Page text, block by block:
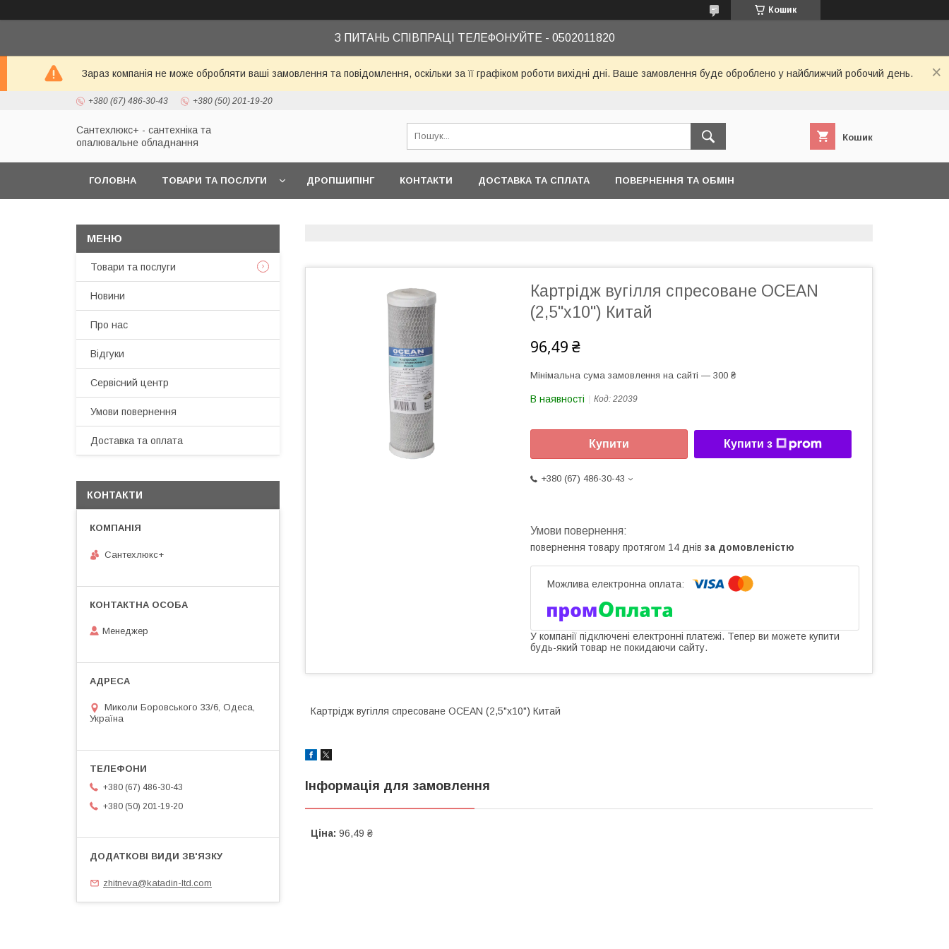
Кошик
З ПИТАНЬ СПІВПРАЦІ ТЕЛЕФОНУЙТЕ - 0502011820
Зараз компанія не може обробляти ваші замовлення та повідомлення, оскільки за її графіком роботи вихідні дні. Ваше замовлення буде оброблено у найближчий робочий день.
+380 (67) 486-30-43 +380 (50) 201-19-20
Сантехлюкс+ - сантехніка та
опалювальне обладнання
Кошик
ГОЛОВНА ТОВАРИ ТА ПОСЛУГИ ДРОПШИПІНГ КОНТАКТИ ДОСТАВКА ТА СПЛАТА ПОВЕРНЕННЯ ТА ОБМІН
Картрідж вугілля спресоване OCEAN
(2,5"x10") Китай
96,49 ₴
Мінімальна сума замовлення на сайті — 300 ₴
В наявності Код: 22039
Купити Купити з
+380 (67) 486-30-43
повернення товару протягом 14 днів за домовленістю
У компанії підключені електронні платежі. Тепер ви можете купити
будь-який товар не покидаючи сайту.
Картрідж вугілля спресоване OCEAN (2,5"x10") Китай
Інформація для замовлення
Ціна: 96,49 ₴
Товари та послуги
Новини
Про нас
Відгуки
Сервісний центр
Умови повернення
Доставка та оплата
КОНТАКТИ
Сантехлюкс+
Менеджер
Миколи Боровського 33/6, Одеса,
Україна
+380 (67) 486-30-43
+380 (50) 201-19-20
zhitneva@katadin-ltd.com